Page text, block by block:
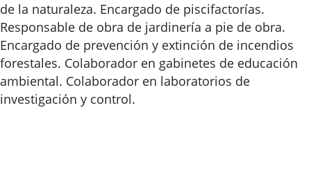
de la naturaleza. Encargado de piscifactorías.
Responsable de obra de jardinería a pie de obra.
Encargado de prevención y extinción de incendios
forestales. Colaborador en gabinetes de educación
ambiental. Colaborador en laboratorios de
investigación y control.